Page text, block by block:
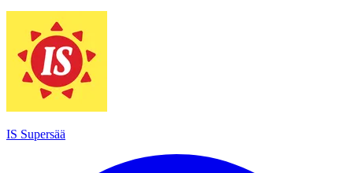
IS Supersää